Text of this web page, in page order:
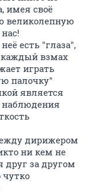
имея своё
великолепную
есть "глаза",
каждый взмах
играть
палочку"
является
наблюдения
дирижером
ни кем не
друг за другом